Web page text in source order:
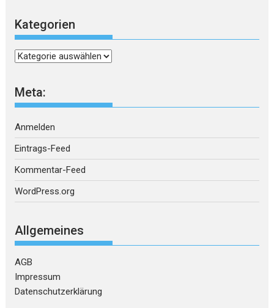
Kategorien
Kategorien
Meta:
Anmelden
Eintrags-Feed
Kommentar-Feed
WordPress.org
Allgemeines
AGB
Impressum
Datenschutzerklärung